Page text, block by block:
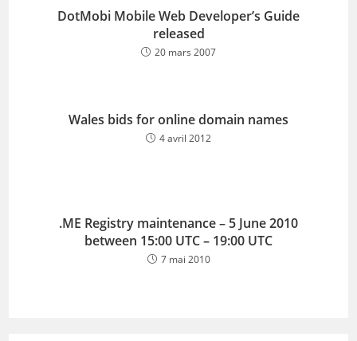
DotMobi Mobile Web Developer’s Guide
released
20 mars 2007
Wales bids for online domain names
4 avril 2012
.ME Registry maintenance – 5 June 2010
between 15:00 UTC – 19:00 UTC
7 mai 2010